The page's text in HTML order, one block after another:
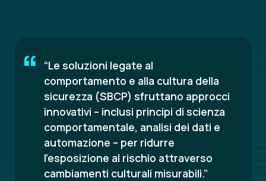
“Le soluzioni legate al
comportamento e alla cultura della
sicurezza (SBCP) sfruttano approcci
innovativi – inclusi principi di scienza
comportamentale, analisi dei dati e
automazione – per ridurre
l’esposizione al rischio attraverso
cambiamenti culturali misurabili.”